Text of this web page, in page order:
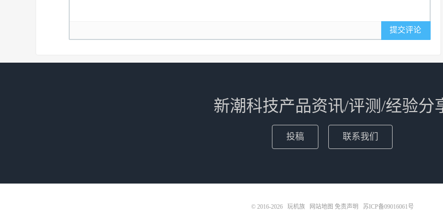
提交评论
新潮科技产品资讯/评测/经验分
投稿 联系我们
© 2016-2026 玩机族 网站地图 免责声明 苏ICP备09016061号